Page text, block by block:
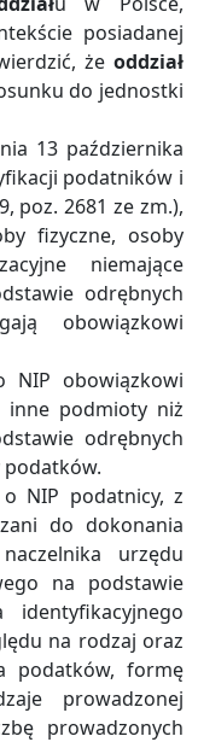
posiadanej
że oddział
do jednostki
13 października
podatników i
poz. 2681 ze zm.),
fizyczne, osoby
niemające
odrębnych
obowiązkowi
obowiązkowi
inne podmioty niż
odrębnych
podatków.
NIP podatnicy, z
do dokonania
urzędu
na podstawie
identyfikacyjnego
na rodzaj oraz
podatków, formę
prowadzonej
prowadzonych